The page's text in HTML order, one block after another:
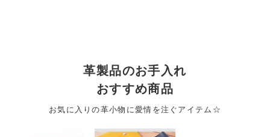
革製品のお手入れ
おすすめ商品
お気に入りの革小物に愛情を注ぐアイテム☆